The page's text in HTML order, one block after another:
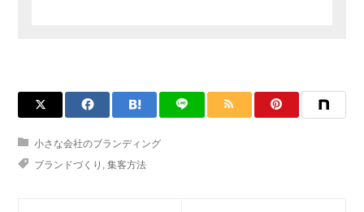
小さな会社のブランディング
ブランドづくり
集客方法